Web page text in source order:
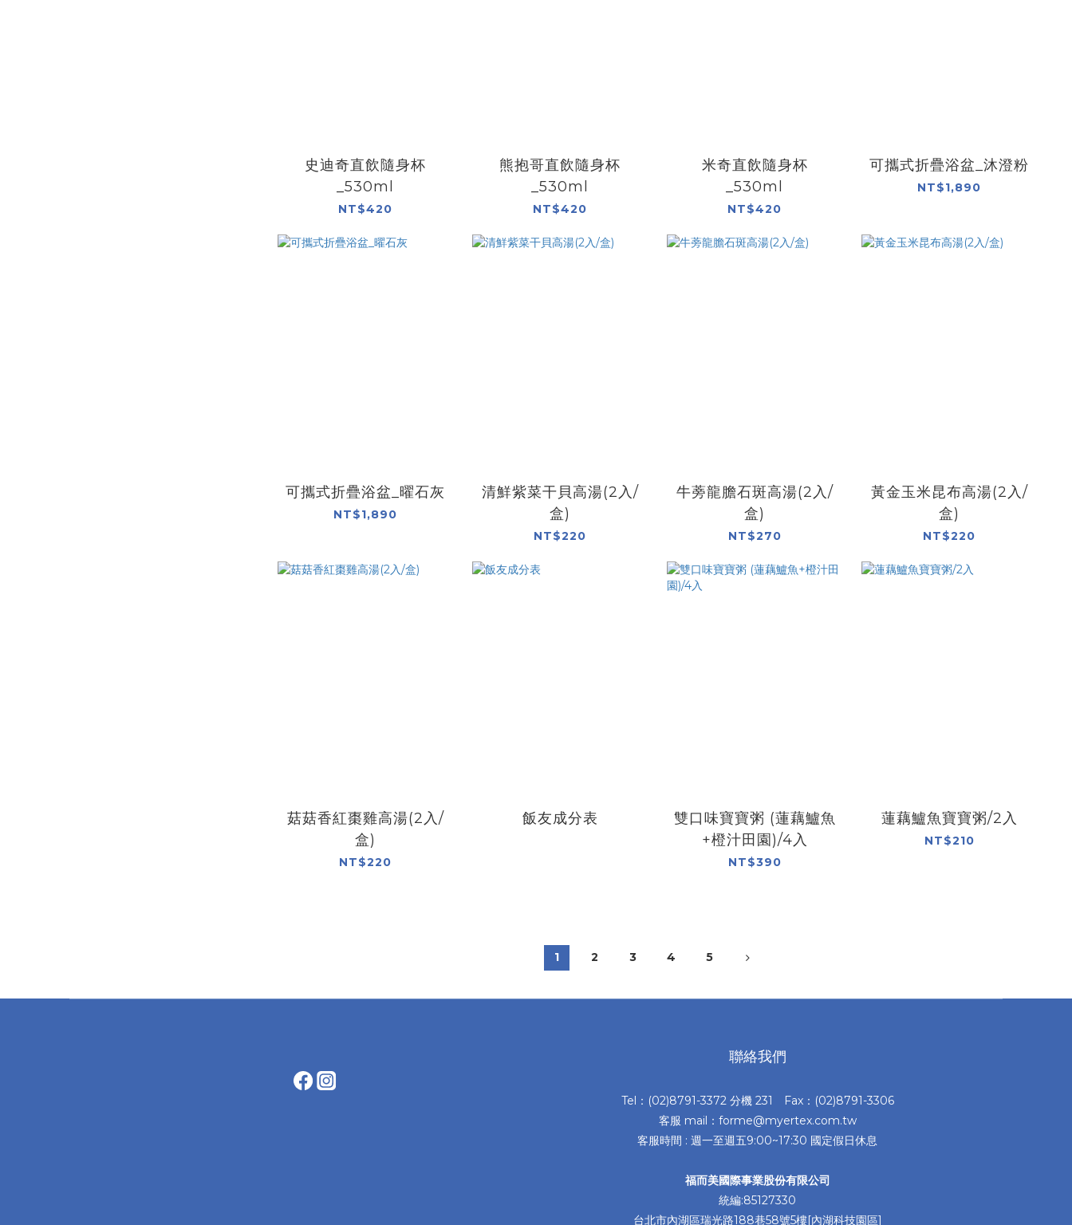
史迪奇直飲隨身杯
_530ml
NT$420
熊抱哥直飲隨身杯
_530ml
NT$420
米奇直飲隨身杯
_530ml
NT$420
可攜式折疊浴盆_沐澄粉
NT$1,890
可攜式折疊浴盆_曜石灰
NT$1,890
清鮮紫菜干貝高湯(2入/
盒)
NT$220
牛蒡龍膽石斑高湯(2入/
盒)
NT$270
黃金玉米昆布高湯(2入/
盒)
NT$220
菇菇香紅棗雞高湯(2入/
盒)
NT$220
飯友成分表
雙口味寶寶粥 (蓮藕鱸魚
+橙汁田園)/4入
NT$390
蓮藕鱸魚寶寶粥/2入
NT$210
1 2 3 4 5
聯絡我們
Tel：(02)8791-3372 分機 231 Fax：(02)8791-3306
客服 mail：forme@myertex.com.tw
客服時間 : 週一至週五9:00~17:30 國定假日休息
福而美國際事業股份有限公司
統編:85127330
台北市內湖區瑞光路188巷58號5樓[內湖科技園區]